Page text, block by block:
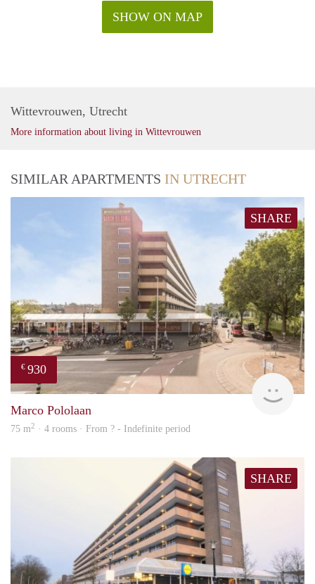
SHOW ON MAP
Wittevrouwen, Utrecht
More information about living in Wittevrouwen
SIMILAR APARTMENTS IN UTRECHT
SHARE
€ 930
Marco Pololaan
75 m2 · 4 rooms · From ? - Indefinite period
SHARE